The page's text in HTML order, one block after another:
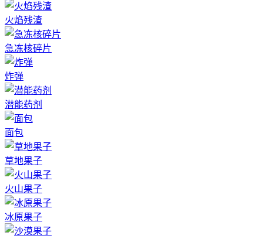
火焰残渣
急冻核碎片
炸弹
潜能药剂
面包
草地果子
火山果子
冰原果子